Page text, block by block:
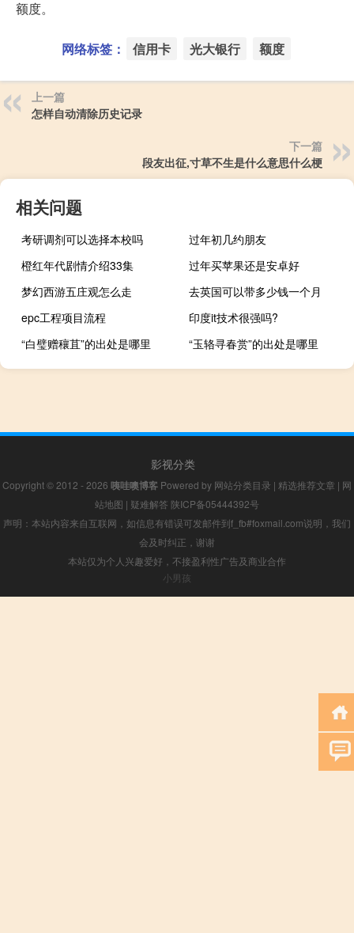
额度。
网络标签： 信用卡 光大银行 额度
上一篇
怎样自动清除历史记录
下一篇
段友出征,寸草不生是什么意思什么梗
相关问题
考研调剂可以选择本校吗
过年初几约朋友
橙红年代剧情介绍33集
过年买苹果还是安卓好
梦幻西游五庄观怎么走
去英国可以带多少钱一个月
epc工程项目流程
印度it技术很强吗?
“白璧赠穰苴”的出处是哪里
“玉辂寻春赏”的出处是哪里
影视分类
Copyright © 2012 - 2026 咦哇噢博客 Powered by 网站分类目录 | 精选推荐文章 | 网
站地图 | 疑难解答 陕ICP备05444392号
声明：本站内容来自互联网，如信息有错误可发邮件到f_fb#foxmail.com说明，我们
会及时纠正，谢谢
本站仅为个人兴趣爱好，不接盈利性广告及商业合作
小男孩